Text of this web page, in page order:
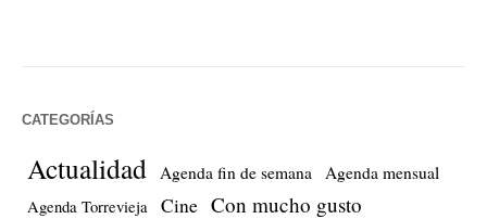
CATEGORÍAS
Actualidad Agenda fin de semana Agenda mensual
Agenda Torrevieja Cine Con mucho gusto